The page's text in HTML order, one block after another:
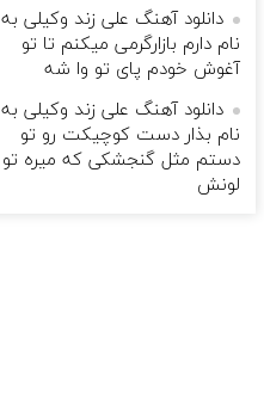
دانلود آهنگ علی زند وکیلی به
نام دارم بازارگرمی میكنم تا تو
آغوش خودم پای تو وا شه
دانلود آهنگ علی زند وکیلی به
نام بذار دست كوچیكت رو تو
دستم مثل گنجشكی كه میره تو
لونش